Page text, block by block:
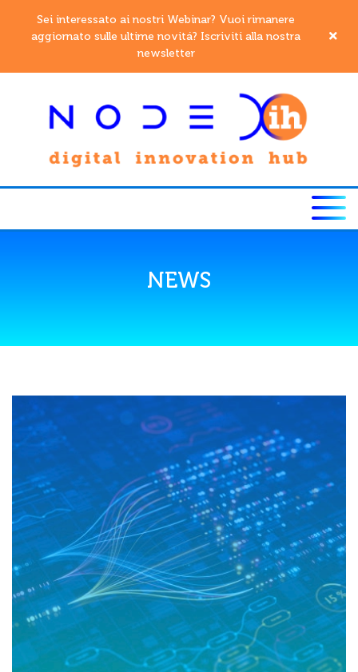
Sei interessato ai nostri Webinar? Vuoi rimanere
aggiornato sulle ultime novitá? Iscriviti alla nostra
newsletter
NEWS